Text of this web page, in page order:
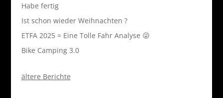
Habe fertig
Ist schon wieder Weihnachten ?
ETFA 2025 = Eine Tolle Fahr Analyse 😜
Bike Camping 3.0
ältere Berichte